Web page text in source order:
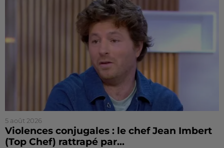
5 août 2026
Violences conjugales : le chef Jean Imbert
(Top Chef) rattrapé par...